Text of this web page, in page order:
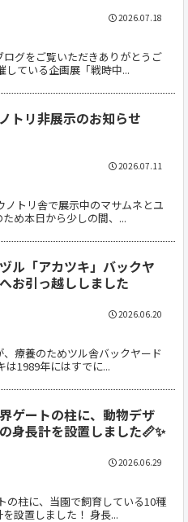
グをご覧いただきありがとうご
している企画展「戦時中...
2026.07.18
トリ非展示のお知らせ
ノトリ舎で展示中のマサムネとユ
め本日から少しの間、...
2026.07.11
ル「アカツキ」バックヤ
お引っ越ししました
療養のためツル舎バックヤード
は1989年にはすでに...
2026.06.20
ゲートの柱に、動物デザ
身長計を設置しました📏✨
の柱に、当園で飼育している10種
設置しました！ 身長...
2026.06.29